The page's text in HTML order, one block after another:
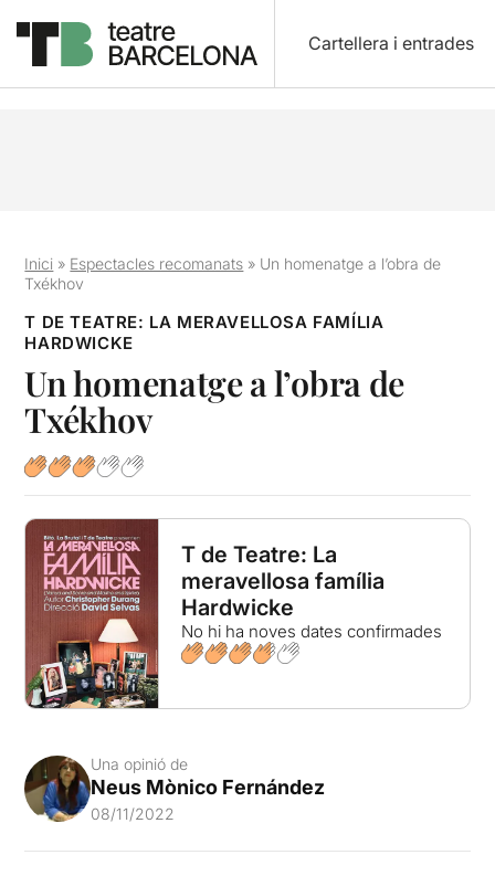
Cartellera i entrades
Inici » Espectacles recomanats » Un homenatge a l’obra de
Txékhov
T DE TEATRE: LA MERAVELLOSA FAMÍLIA
HARDWICKE
Un homenatge a l’obra de
Txékhov
T de Teatre: La
meravellosa família
Hardwicke
No hi ha noves dates confirmades
Una opinió de
Neus Mònico Fernández
08/11/2022